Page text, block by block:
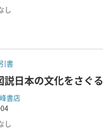
し
書
日本の文化をさぐる
書店
し